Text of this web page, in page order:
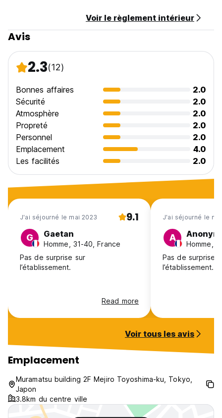
Voir le règlement intérieur
Avis
2.3(12)
Bonnes affaires
2.0
Sécurité
2.0
Atmosphère
2.0
Propreté
2.0
Personnel
2.0
Emplacement
4.0
Les facilités
2.0
J'ai séjourné le mai 2023 9.1
G Gaetan
Homme, 31-40, France
Pas de surprise sur
l’établissement.
Read more
J'ai séjourné le
A
Homme,
Pas de surprise
l’établissement.
Voir tous les avis
Emplacement
Muramatsu building 2F Mejiro Toyoshima-ku, Tokyo,
Japon
3.8km du centre ville